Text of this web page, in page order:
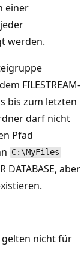
einer
werden.
FILESTREAM-
bis zum letzten
darf nicht
Pfad
C:\MyFiles
aber
gelten nicht für